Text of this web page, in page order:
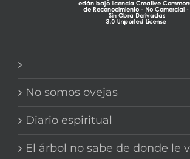
No somos ovejas
Diario espiritual
El árbol no sabe de donde le